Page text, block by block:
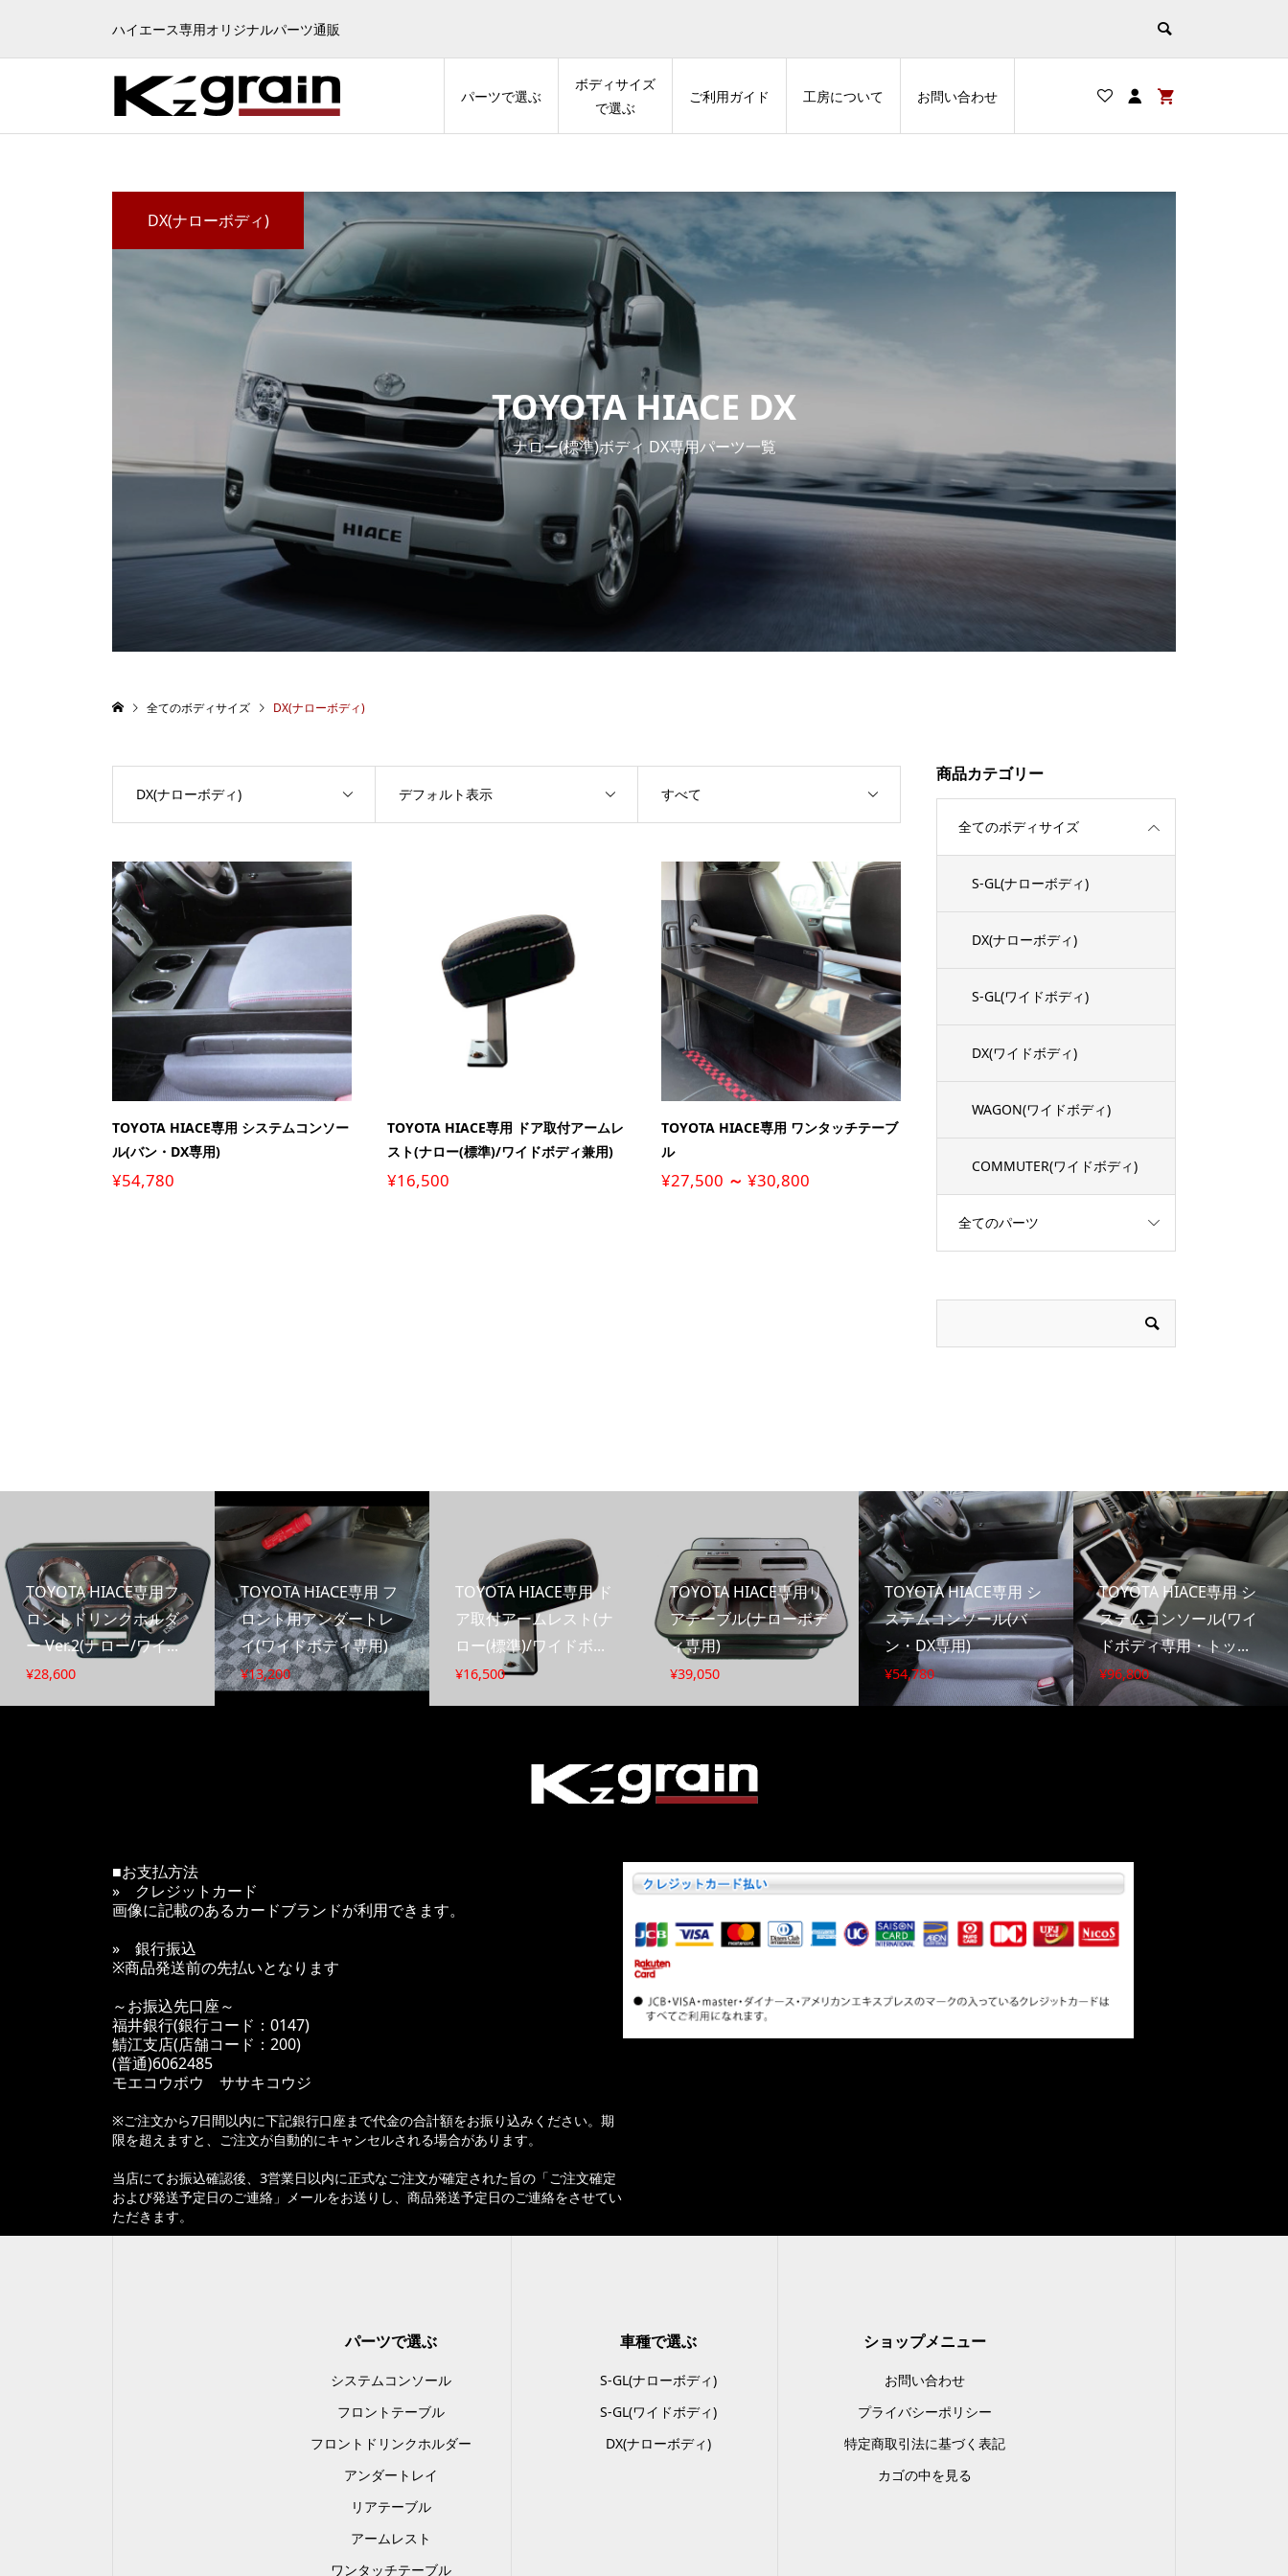
ハイエース専用オリジナルパーツ通販
パーツで選ぶ
ボディサイズ
で選ぶ
ご利用ガイド 工房について お問い合わせ
TOYOTA HIACE DX
ナロー(標準)ボディ DX専用パーツ一覧
DX(ナローボディ)
全てのボディサイズ DX(ナローボディ)
DX(ナローボディ) デフォルト表示 すべて
TOYOTA HIACE専用 システムコンソー
ル(バン・DX専用)
¥54,780
TOYOTA HIACE専用 ドア取付アームレ
スト(ナロー(標準)/ワイドボディ兼用)
¥16,500
TOYOTA HIACE専用 ワンタッチテーブ
ル
¥27,500 ～¥30,800
商品カテゴリー
全てのボディサイズ
S-GL(ナローボディ)
DX(ナローボディ)
S-GL(ワイドボディ)
DX(ワイドボディ)
WAGON(ワイドボディ)
COMMUTER(ワイドボディ)
全てのパーツ
TOYOTA HIACE専用フ
ロントドリンクホルダ
ー Ver.2(ナロー/ワイ...
¥28,600
TOYOTA HIACE専用 フ
ロント用アンダートレ
イ(ワイドボディ専用)
¥13,200
TOYOTA HIACE専用 ド
ア取付アームレスト(ナ
ロー(標準)/ワイドボ...
¥16,500
TOYOTA HIACE専用リ
アテーブル(ナローボデ
ィ専用)
¥39,050
TOYOTA HIACE専用 シ
ステムコンソール(バ
ン・DX専用)
¥54,780
TOYOTA HIACE専用 シ
ステムコンソール(ワイ
ドボディ専用・トッ...
¥96,800
■お支払方法
» クレジットカード
画像に記載のあるカードブランドが利用できます。
» 銀行振込
※商品発送前の先払いとなります
～お振込先口座～
福井銀行(銀行コード：0147)
鯖江支店(店舗コード：200)
(普通)6062485
モエコウボウ ササキコウジ
※ご注文から7日間以内に下記銀行口座まで代金の合計額をお振り込みください。期
限を超えますと、ご注文が自動的にキャンセルされる場合があります。
当店にてお振込確認後、3営業日以内に正式なご注文が確定された旨の「ご注文確定
および発送予定日のご連絡」メールをお送りし、商品発送予定日のご連絡をさせてい
ただきます。
パーツで選ぶ
システムコンソール
フロントテーブル
フロントドリンクホルダー
アンダートレイ
リアテーブル
アームレスト
ワンタッチテーブル
車種で選ぶ
S-GL(ナローボディ)
S-GL(ワイドボディ)
DX(ナローボディ)
ショップメニュー
お問い合わせ
プライバシーポリシー
特定商取引法に基づく表記
カゴの中を見る
この度ケイズグレインのホームページは全面リニューアルを行いました。 従来のホームページで会員登録をいただいていた方は、 お手数ですが改めて会員登録をお願